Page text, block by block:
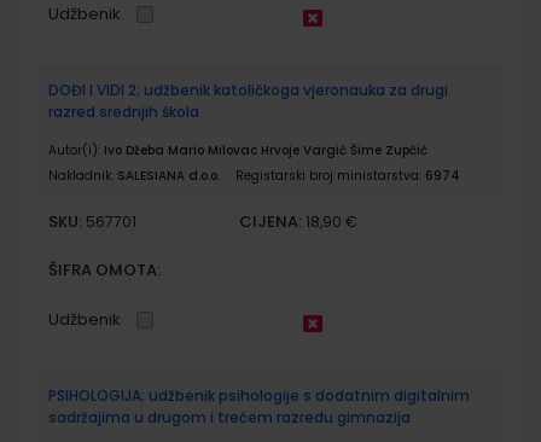
Udžbenik
DOĐI I VIDI 2; udžbenik katoličkoga vjeronauka za drugi
razred srednjih škola
Autor(i): Ivo Džeba Mario Milovac Hrvoje Vargić Šime Zupčić
Nakladnik: SALESIANA d.o.o. Registarski broj ministarstva: 6974
SKU: 567701 CIJENA: 18,90 €
ŠIFRA OMOTA:
Udžbenik
PSIHOLOGIJA; udžbenik psihologije s dodatnim digitalnim
sadržajima u drugom i trećem razredu gimnazija